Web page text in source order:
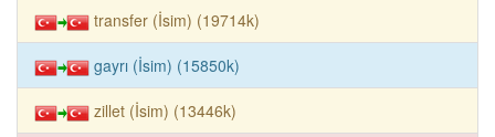
transfer (İsim) (19714k)
gayrı (İsim) (15850k)
zillet (İsim) (13446k)